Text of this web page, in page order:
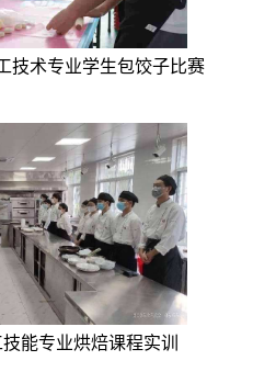
技术专业学生包饺子比赛
能专业烘焙课程实训